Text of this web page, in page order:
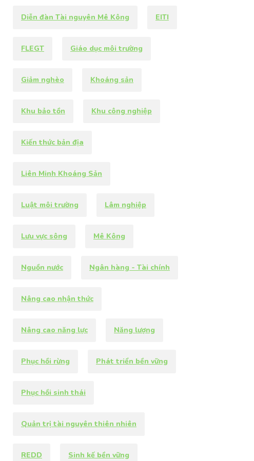
Diễn đàn Tài nguyên Mê Kông EITI
FLEGT Giáo dục môi trường
Giảm nghèo Khoáng sản
Khu bảo tồn Khu công nghiệp
Kiến thức bản địa
Liên Minh Khoáng Sản
Luật môi trường Lâm nghiệp
Lưu vực sông Mê Kông
Nguồn nước Ngân hàng - Tài chính
Nâng cao nhận thức
Nâng cao năng lực Năng lượng
Phục hồi rừng Phát triển bền vững
Phục hồi sinh thái
Quản trị tài nguyên thiên nhiên
REDD Sinh kế bền vững